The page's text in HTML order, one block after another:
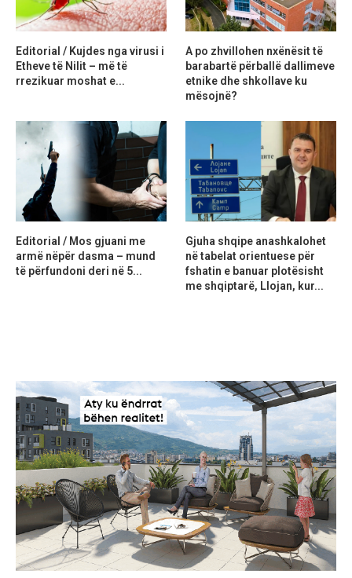
Editorial / Kujdes nga virusi i
Etheve të Nilit – më të
rrezikuar moshat e...
A po zhvillohen nxënësit të
barabartë përballë dallimeve
etnike dhe shkollave ku
mësojnë?
Editorial / Mos gjuani me
armë nëpër dasma – mund
të përfundoni deri në 5...
Gjuha shqipe anashkalohet
në tabelat orientuese për
fshatin e banuar plotësisht
me shqiptarë, Llojan, kur...